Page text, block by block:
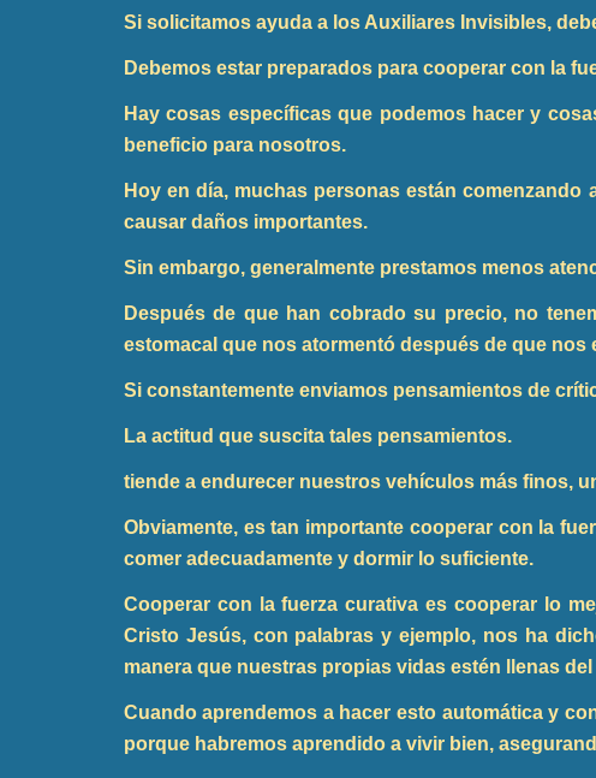
Si solicitamos ayuda a los Auxiliares Invisibles,
Debemos estar preparados para cooperar con la
Hay cosas específicas que podemos hacer y
beneficio para nosotros.
Hoy en día, muchas personas están
causar daños importantes.
Sin embargo, generalmente prestamos menos
Después de que han cobrado su precio, no
estomacal que nos atormentó después de que nos
Si constantemente enviamos pensamientos de
La actitud que suscita tales pensamientos.
tiende a endurecer nuestros vehículos más finos,
Obviamente, es tan importante cooperar con la
comer adecuadamente y dormir lo suficiente.
Cooperar con la fuerza curativa es cooperar lo
Cristo Jesús, con palabras y ejemplo, nos ha
manera que nuestras propias vidas estén llenas
Cuando aprendemos a hacer esto automática y
porque habremos aprendido a vivir bien,